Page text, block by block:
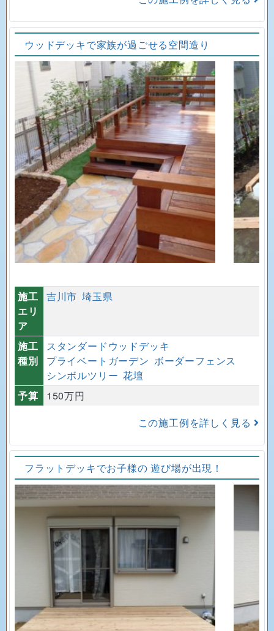
ウッドデッキで家族が過ごせる空間造り
施工
エリ
ア
吉川市 埼玉県
施工
種別
スタンダードウッドデッキ
プライベートガーデン ボーダーフェンス
シンボルツリー 花壇
予算
150万円
この施工例を詳しく見る
フラットデッキでお子様の 遊び場が出現！